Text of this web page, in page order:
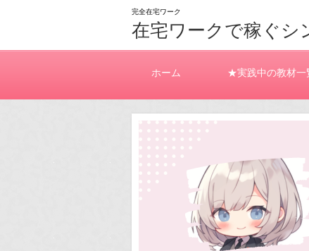
完全在宅ワーク
在宅ワークで稼ぐシ
ホーム ★実践中の教材